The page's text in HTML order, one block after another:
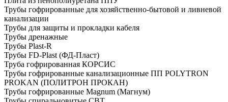
Трубы гофрированные для хозяйственно-бытовой и ливневой
канализации
Трубы для защиты и прокладки кабеля
Трубы дренажные
Трубы Plast-R
Трубы FD-Plast (ФД-Пласт)
Труба гофрированная КОРСИС
Трубы гофрированные канализационные ПП POLYTRON
PROKAN (ПОЛИТРОН ПРОКАН)
Трубы гофрированные Magnum (Магнум)